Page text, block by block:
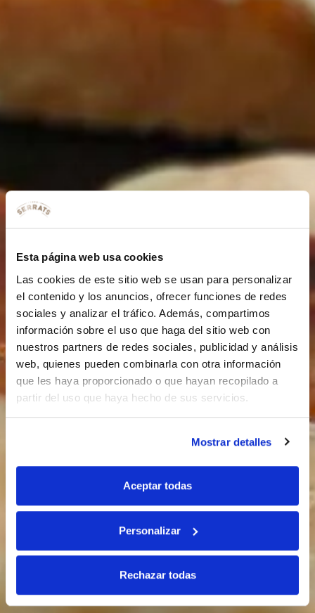
Esta página web usa cookies
Las cookies de este sitio web se usan para personalizar
el contenido y los anuncios, ofrecer funciones de redes
sociales y analizar el tráfico. Además, compartimos
información sobre el uso que haga del sitio web con
nuestros partners de redes sociales, publicidad y análisis
web, quienes pueden combinarla con otra información
que les haya proporcionado o que hayan recopilado a
partir del uso que haya hecho de sus servicios.
Mostrar detalles
Aceptar todas
Personalizar
Rechazar todas